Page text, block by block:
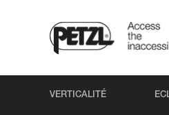
VERTICALITÉ